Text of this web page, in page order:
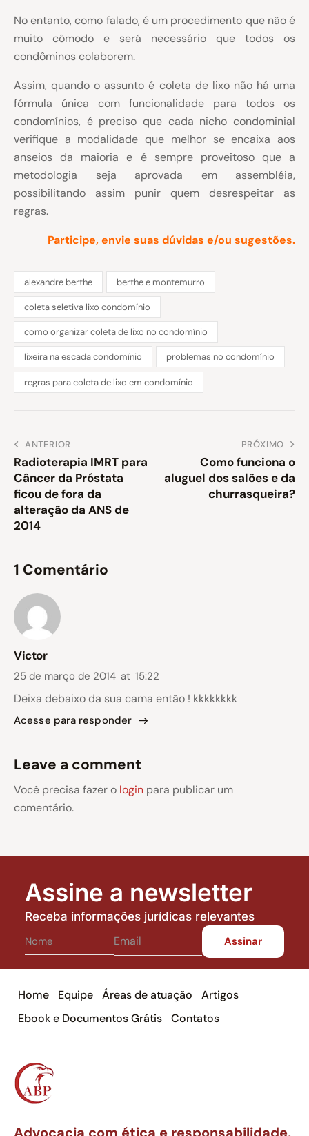
No entanto, como falado, é um procedimento que não é
muito cômodo e será necessário que todos os
condôminos colaborem.
Assim, quando o assunto é coleta de lixo não há uma
fórmula única com funcionalidade para todos os
condomínios, é preciso que cada nicho condominial
verifique a modalidade que melhor se encaixa aos
anseios da maioria e é sempre proveitoso que a
metodologia seja aprovada em assembléia,
possibilitando assim punir quem desrespeitar as
regras.
Participe, envie suas dúvidas e/ou sugestões.
alexandre berthe berthe e montemurro
coleta seletiva lixo condomínio
como organizar coleta de lixo no condomínio
lixeira na escada condomínio problemas no condomínio
regras para coleta de lixo em condomínio
ANTERIOR
Radioterapia IMRT para
Câncer da Próstata
ficou de fora da
alteração da ANS de
2014
PRÓXIMO
Como funciona o
aluguel dos salões e da
churrasqueira?
1 Comentário
Victor
25 de março de 2014 at 15:22
Deixa debaixo da sua cama então ! kkkkkkkk
Acesse para responder
Leave a comment
Você precisa fazer o login para publicar um
comentário.
Assine a newsletter
Receba informações jurídicas relevantes
Home Equipe Áreas de atuação
Artigos
Ebook e Documentos Grátis
Contatos
Advocacia com ética e responsabilidade,